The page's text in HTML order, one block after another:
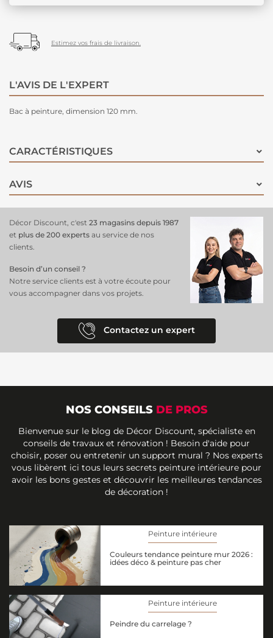
Estimez vos frais de livraison.
L'AVIS DE L'EXPERT
Bac à peinture, dimension 120 mm.
CARACTÉRISTIQUES
AVIS
Décor Discount, c'est 23 magasins depuis 1987
et plus de 200 experts au service de nos
clients.
Besoin d’un conseil ?
Notre service clients est à votre écoute pour
vous accompagner dans vos projets.
Contactez un expert
NOS CONSEILS DE PROS
Bienvenue sur le blog de Décor Discount, spécialiste en
conseils de travaux et rénovation ! Besoin d'aide pour
choisir, poser ou entretenir un support mural ? Nos experts
vous libèrent ici tous leurs secrets peinture intérieure pour
avoir les bons gestes et découvrir les meilleures tendances
de décoration !
Peinture intérieure
Couleurs tendance peinture mur 2026 :
idées déco & peinture pas cher
Peinture intérieure
Peindre du carrelage ?